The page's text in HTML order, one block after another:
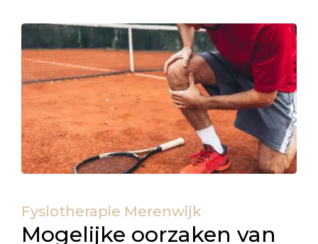
Fysiotherapie Merenwijk
Mogelijke oorzaken van